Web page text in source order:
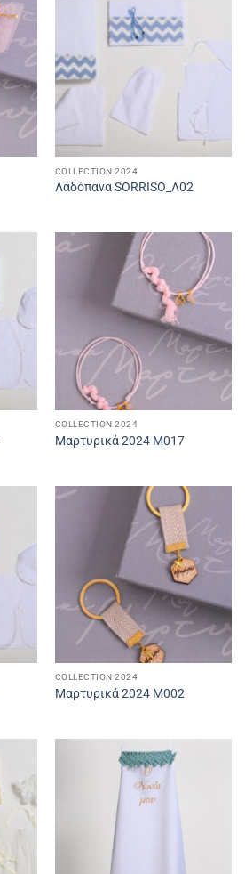
COLLECTION 2024
Λαδόπανα SORRISO_Λ02
COLLECTION 2024
Μαρτυρικά 2024 M017
COLLECTION 2024
Μαρτυρικά 2024 M002